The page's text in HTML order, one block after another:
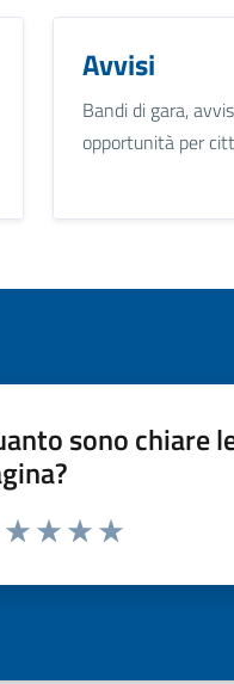
Avvisi
Bandi di gara,
opportunità per
sono chiare
da 1 a 5 stelle la pagina